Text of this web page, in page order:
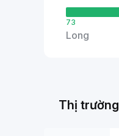
73
Long
Thị trường